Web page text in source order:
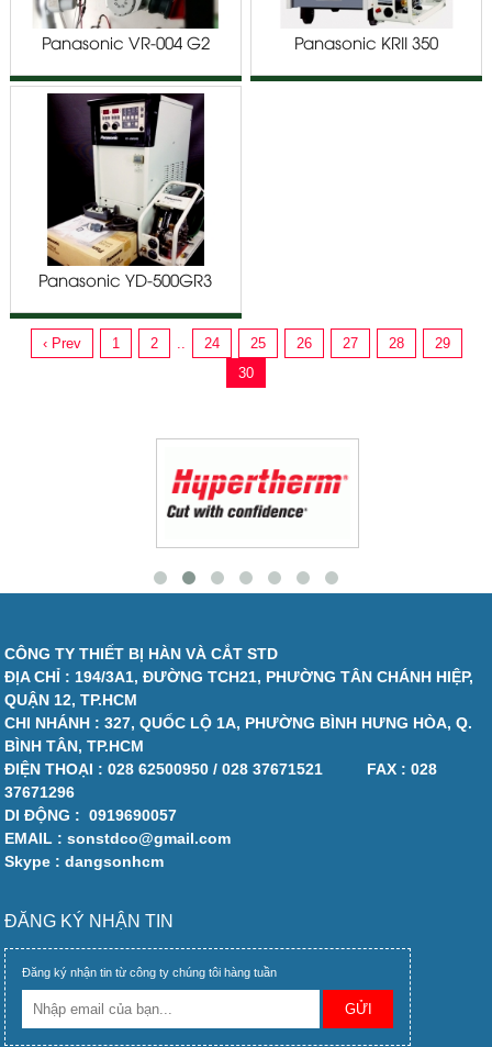
Panasonic VR-004 G2 Panasonic KRII 350
Panasonic YD-500GR3
‹ Prev 1 2 .. 24 25 26 27 28
29
30
CÔNG TY THIẾT BỊ HÀN VÀ CẮT STD
ĐỊA CHỈ : 194/3A1, ĐƯỜNG TCH21, PHƯỜNG TÂN CHÁNH HIỆP,
QUẬN 12, TP.HCM
CHI NHÁNH : 327, QUỐC LỘ 1A, PHƯỜNG BÌNH HƯNG HÒA, Q.
BÌNH TÂN, TP.HCM
ĐIỆN THOẠI :028 62500950 / 028 37671521 FAX :028
37671296
DI ĐỘNG :0919690057
EMAIL : sonstdco@gmail.com
Skype : dangsonhcm
ĐĂNG KÝ NHẬN TIN
Đăng ký nhận tin từ công ty chúng tôi hàng tuần